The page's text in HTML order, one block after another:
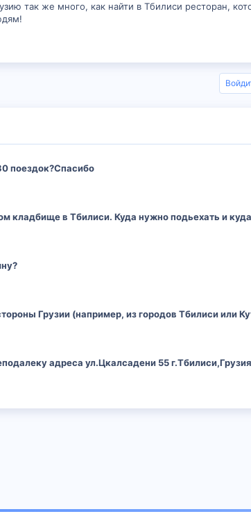
так же много, как найти в Тбилиси ресторан,
поездок?Спасибо
кладбище в Тбилиси. Куда нужно подьехать и
Грузии (например, из городов Тбилиси или
адреса ул.Цкалсадени 55 г.Тбилиси,Грузия